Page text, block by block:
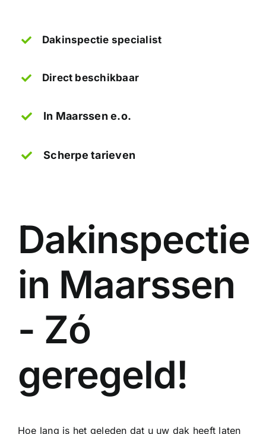
Dakinspectie specialist
Direct beschikbaar
In Maarssen e.o.
Scherpe tarieven
Dakinspectie
in Maarssen
- Zó
geregeld!
Hoe lang is het geleden dat u uw dak heeft laten